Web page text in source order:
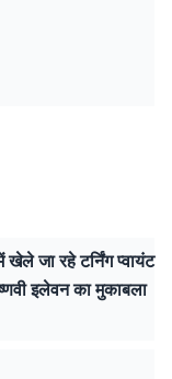
जा रहे टर्निंग प्वायंट
इलेवन का मुकाबला